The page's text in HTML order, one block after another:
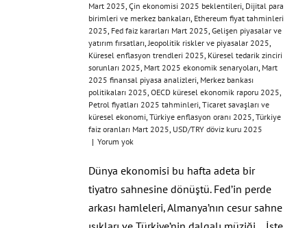
Mart 2025​, ​Çin ekonomisi 2025 beklentileri​, ​Dijital para
birimleri ve merkez bankaları​, ​Ethereum fiyat tahminleri
2025​, ​Fed faiz kararları Mart 2025​, ​Gelişen piyasalar ve
yatırım fırsatları​,​Jeopolitik riskler ve piyasalar 2025​,
Küresel enflasyon trendleri 2025​, ​Küresel tedarik zinciri
sorunları 2025​, ​Mart 2025 ekonomik senaryoları​, ​Mart
2025 finansal piyasa analizleri​, ​Merkez bankası
politikaları 2025​, ​OECD küresel ekonomik raporu 2025​,
Petrol fiyatları 2025 tahminleri​, ​Ticaret savaşları ve
küresel ekonomi​, Türkiye enflasyon oranı 2025, ​Türkiye
faiz oranları Mart 2025​, ​USD/TRY döviz kuru 2025​
| Yorum yok
Dünya ekonomisi bu hafta adeta bir
tiyatro sahnesine dönüştü. Fed’in perde
arkası hamleleri, Almanya’nın cesur sahne